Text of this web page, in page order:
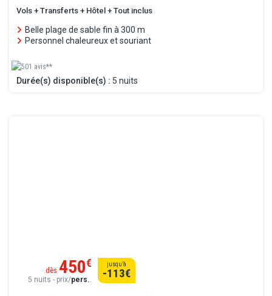
Vols + Transferts + Hôtel + Tout inclus
Belle plage de sable fin à 300 m
Personnel chaleureux et souriant
501 avis**
Durée(s) disponible(s) : 5 nuits
dès 450€
5 nuits - prix/pers..
jusqu’à
-113€